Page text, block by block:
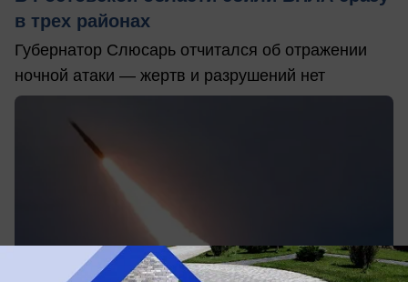
в трех районах
Губернатор Слюсарь отчитался об отражении
ночной атаки — жертв и разрушений нет